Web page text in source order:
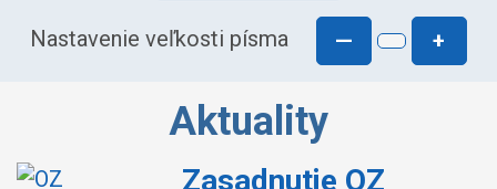
Nastavenie veľkosti písma — +
Aktuality
Zasadnutie OZ